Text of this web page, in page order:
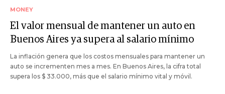
MONEY
El valor mensual de mantener un auto en
Buenos Aires ya supera al salario mínimo
La inflación genera que los costos mensuales para mantener un
auto se incrementen mes a mes. En Buenos Aires, la cifra total
supera los $ 33.000, más que el salario mínimo vital y móvil.